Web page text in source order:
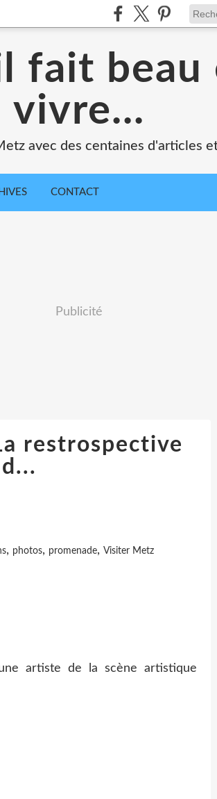
fait beau
vivre...
avec des centaines d'articles
CONTACT
Publicité
restrospective
, photos, promenade, Visiter Metz
artiste de la scène artistique